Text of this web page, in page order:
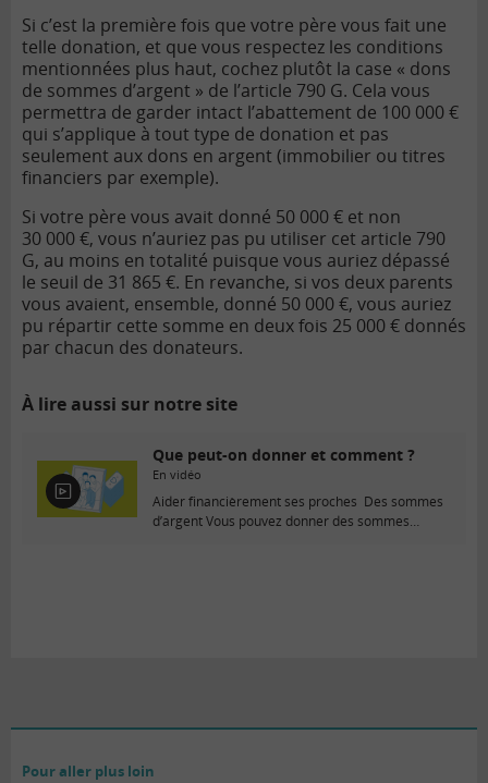
Si c’est la première fois que votre père vous fait une
telle donation, et que vous respectez les conditions
mentionnées plus haut, cochez plutôt la case « dons
de sommes d’argent » de l’article 790 G. Cela vous
permettra de garder intact l’abattement de 100 000 €
qui s’applique à tout type de donation et pas
seulement aux dons en argent (immobilier ou titres
financiers par exemple).
Si votre père vous avait donné 50 000 € et non
30 000 €, vous n’auriez pas pu utiliser cet article 790
G, au moins en totalité puisque vous auriez dépassé
le seuil de 31 865 €. En revanche, si vos deux parents
vous avaient, ensemble, donné 50 000 €, vous auriez
pu répartir cette somme en deux fois 25 000 € donnés
par chacun des donateurs.
À lire aussi sur notre site
E
n
Que peut-on donner et comment ?
En vidéo
Aider financièrement ses proches Des sommes
d’argent Vous pouvez donner des sommes
Pour aller plus loin